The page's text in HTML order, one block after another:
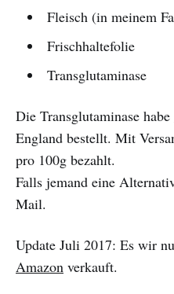
Fleisch (in meinem
Frischhaltefolie
Transglutaminase
Die Transglutaminase habe
England bestellt. Mit
pro 100g bezahlt.
Falls jemand eine
Mail.
Update Juli 2017: Es wir
Amazon verkauft.